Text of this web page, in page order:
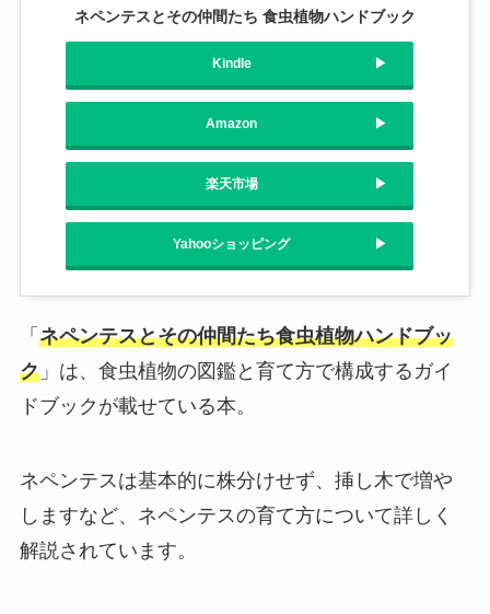
ネペンテスとその仲間たち 食虫植物ハンドブック
Kindle
Amazon
楽天市場
Yahooショッピング
「 ネペンテスとその仲間たち食虫植物ハンドブッ
ク」は、食虫植物の図鑑と育て方で構成するガイ
ドブックが載せている本。
ネペンテスは基本的に株分けせず、挿し木で増や
しますなど、ネペンテスの育て方について詳しく
解説されています。